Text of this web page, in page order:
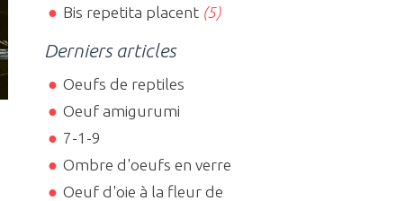
Bis repetita placent(5)
Derniers articles
Oeufs de reptiles
Oeuf amigurumi
7-1-9
Ombre d'oeufs en verre
Oeuf d'oie à la fleur de